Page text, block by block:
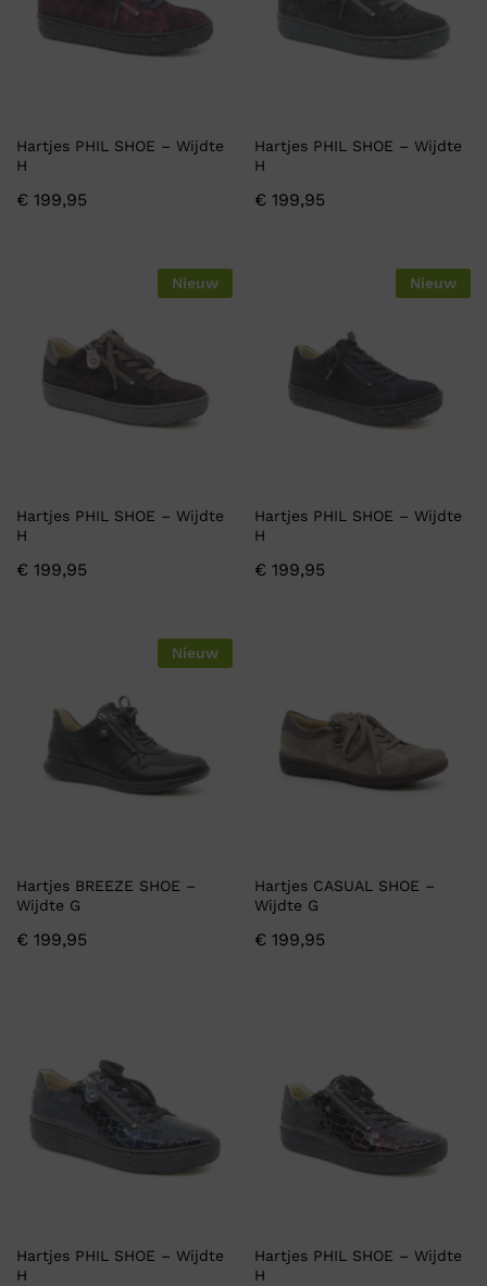
Hartjes PHIL SHOE – Wijdte
H
€ 199,95
Hartjes PHIL SHOE – Wijdte
H
€ 199,95
Nieuw
Hartjes PHIL SHOE – Wijdte
H
€ 199,95
Nieuw
Hartjes PHIL SHOE – Wijdte
H
€ 199,95
Nieuw
Hartjes BREEZE SHOE –
Wijdte G
€ 199,95
Hartjes CASUAL SHOE –
Wijdte G
€ 199,95
Hartjes PHIL SHOE – Wijdte
H
Hartjes PHIL SHOE – Wijdte
H